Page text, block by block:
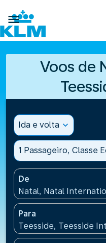

Voos de
Ida e volta expand_more
1 Passageiro, Classe
De
Natal, Natal
Para
Teesside, Teesside